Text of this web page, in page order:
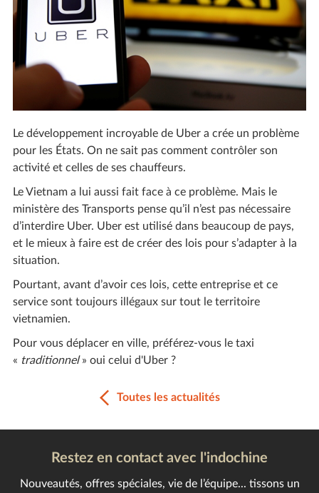
Le développement incroyable de Uber a crée un problème
pour les États. On ne sait pas comment contrôler son
activité et celles de ses chauffeurs.
Le Vietnam a lui aussi fait face à ce problème. Mais le
ministère des Transports pense qu’il n’est pas nécessaire
d’interdire Uber. Uber est utilisé dans beaucoup de pays,
et le mieux à faire est de créer des lois pour s’adapter à la
situation.
Pourtant, avant d’avoir ces lois, cette entreprise et ce
service sont toujours illégaux sur tout le territoire
vietnamien.
Pour vous déplacer en ville, préférez-vous le taxi
« traditionnel» oui celui d'Uber ?
Toutes les actualités
Restez en contact avec l'indochine
Nouveautés, offres spéciales, vie de l’équipe... tissons un